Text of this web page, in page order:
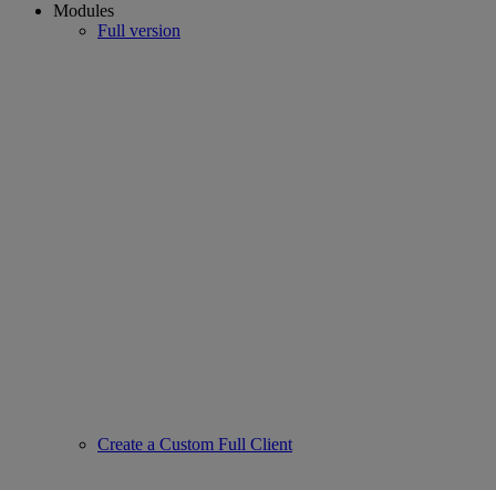
Modules
Full version
Create a Custom Full Client